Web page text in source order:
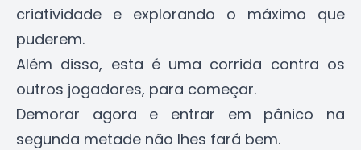
criatividade e explorando o máximo que
puderem.
Além disso, esta é uma corrida contra os
outros jogadores, para começar.
Demorar agora e entrar em pânico na
segunda metade não lhes fará bem.